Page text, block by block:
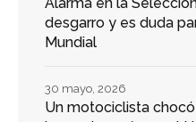
Alarma en la
desgarro y es duda
Mundial
Un motociclista
30 mayo, 2026